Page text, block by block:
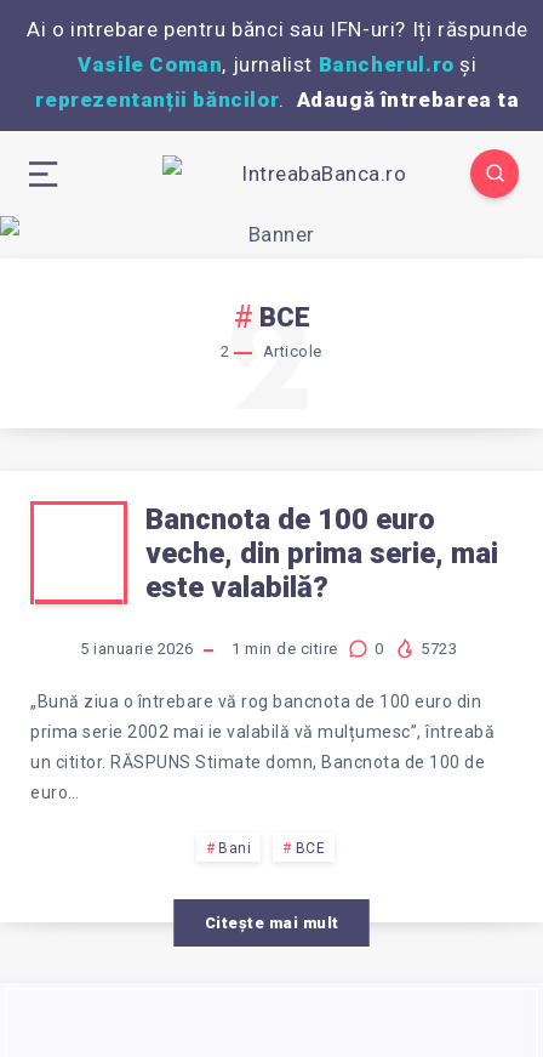
Ai o intrebare pentru bănci sau IFN-uri? Iți răspunde
Vasile Coman, jurnalist Bancherul.ro și
reprezentanții băncilor. Adaugă întrebarea ta
BCE
2 Articole
2
BANCNOTA
DE
100
EURO
VECHE,
PRIMA
SERIE,
Bancnota de 100 euro
veche, din prima serie, mai
este valabilă?
5 ianuarie 2026 1 min de citire 0 5723
„Bună ziua o întrebare vă rog bancnota de 100 euro din
prima serie 2002 mai ie valabilă vă mulțumesc”, întreabă
un cititor. RĂSPUNS Stimate domn, Bancnota de 100 de
euro…
Bani BCE
Citește mai mult